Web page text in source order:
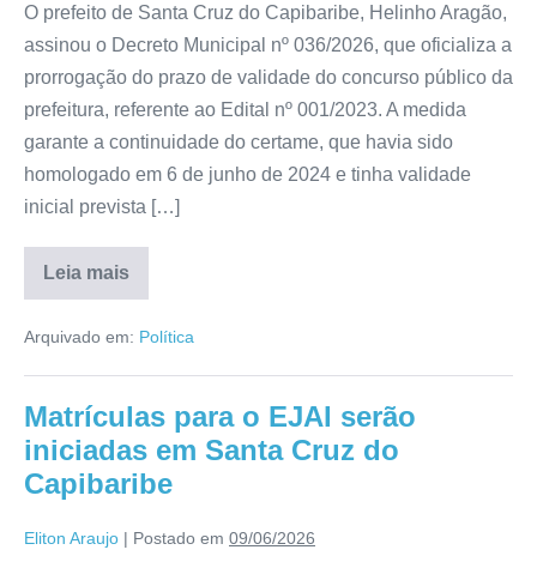
O prefeito de Santa Cruz do Capibaribe, Helinho Aragão,
assinou o Decreto Municipal nº 036/2026, que oficializa a
prorrogação do prazo de validade do concurso público da
prefeitura, referente ao Edital nº 001/2023. A medida
garante a continuidade do certame, que havia sido
homologado em 6 de junho de 2024 e tinha validade
inicial prevista […]
Leia mais
Arquivado em: Política
Matrículas para o EJAI serão
iniciadas em Santa Cruz do
Capibaribe
Eliton Araujo | Postado em 09/06/2026